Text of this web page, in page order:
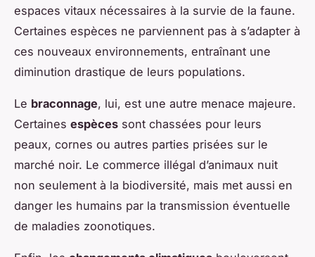
espaces vitaux nécessaires à la survie de la faune.
Certaines espèces ne parviennent pas à s’adapter à
ces nouveaux environnements, entraînant une
diminution drastique de leurs populations.
Le braconnage, lui, est une autre menace majeure.
Certaines espèces sont chassées pour leurs
peaux, cornes ou autres parties prisées sur le
marché noir. Le commerce illégal d’animaux nuit
non seulement à la biodiversité, mais met aussi en
danger les humains par la transmission éventuelle
de maladies zoonotiques.